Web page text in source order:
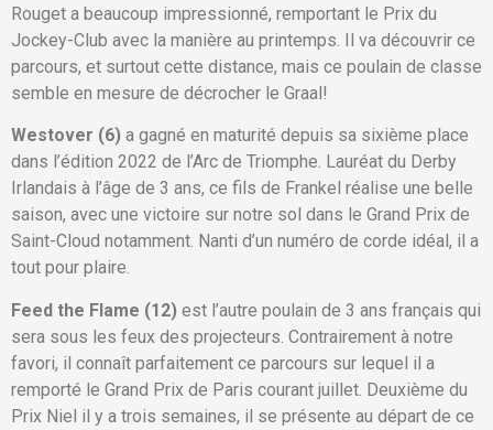
Rouget a beaucoup impressionné, remportant le Prix du
Jockey-Club avec la manière au printemps. Il va découvrir ce
parcours, et surtout cette distance, mais ce poulain de classe
semble en mesure de décrocher le Graal!
Westover (6) a gagné en maturité depuis sa sixième place
dans l’édition 2022 de l’Arc de Triomphe. Lauréat du Derby
Irlandais à l’âge de 3 ans, ce fils de Frankel réalise une belle
saison, avec une victoire sur notre sol dans le Grand Prix de
Saint-Cloud notamment. Nanti d’un numéro de corde idéal, il a
tout pour plaire.
Feed the Flame (12) est l’autre poulain de 3 ans français qui
sera sous les feux des projecteurs. Contrairement à notre
favori, il connaît parfaitement ce parcours sur lequel il a
remporté le Grand Prix de Paris courant juillet. Deuxième du
Prix Niel il y a trois semaines, il se présente au départ de ce